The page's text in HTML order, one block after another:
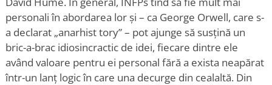
personali în abordarea lor și – ca George Orwell, care s-
a declarat „anarhist tory” – pot ajunge să susțină un
bric-a-brac idiosincractic de idei, fiecare dintre ele
având valoare pentru ei personal fără a exista neapărat
într-un lanț logic în care una decurge din cealaltă. Din